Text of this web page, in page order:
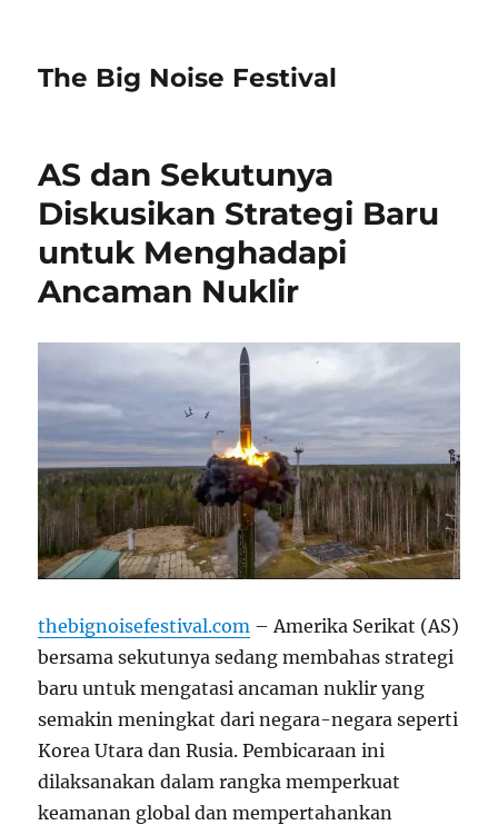
The Big Noise Festival
AS dan Sekutunya
Diskusikan Strategi Baru
untuk Menghadapi
Ancaman Nuklir
thebignoisefestival.com – Amerika Serikat (AS)
bersama sekutunya sedang membahas strategi
baru untuk mengatasi ancaman nuklir yang
semakin meningkat dari negara-negara seperti
Korea Utara dan Rusia. Pembicaraan ini
dilaksanakan dalam rangka memperkuat
keamanan global dan mempertahankan